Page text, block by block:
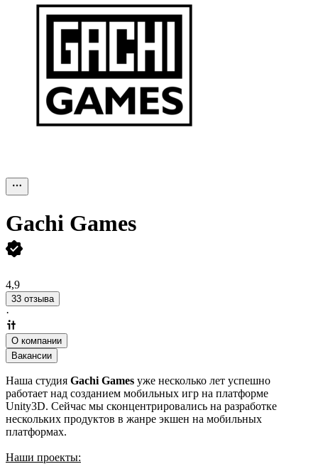
Gachi Games
4,9
33 отзыва
·
О компании
Вакансии
Наша студия Gachi Games уже несколько лет успешно
работает над созданием мобильных игр на платформе
Unity3D. Сейчас мы сконцентрировались на разработке
нескольких продуктов в жанре экшен на мобильных
платформах.
Наши проекты: